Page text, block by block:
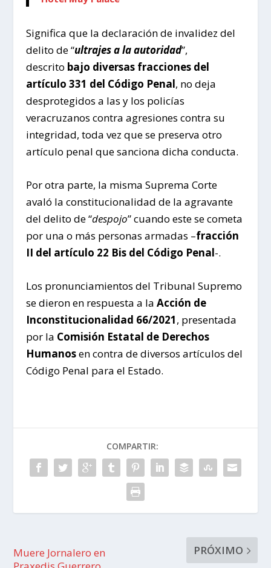
Significa que la declaración de invalidez del
delito de “ultrajes a la autoridad”,
descrito bajo diversas fracciones del
artículo 331 del Código Penal, no deja
desprotegidos a las y los policías
veracruzanos contra agresiones contra su
integridad, toda vez que se preserva otro
artículo penal que sanciona dicha conducta.
Por otra parte, la misma Suprema Corte
avaló la constitucionalidad de la agravante
del delito de “despojo” cuando este se cometa
por una o más personas armadas –fracción
II del artículo 22 Bis del Código Penal-.
Los pronunciamientos del Tribunal Supremo
se dieron en respuesta a la Acción de
Inconstitucionalidad 66/2021, presentada
por la Comisión Estatal de Derechos
Humanosen contra de diversos artículos del
Código Penal para el Estado.
COMPARTIR:
Muere Jornalero en
PRÓXIMO